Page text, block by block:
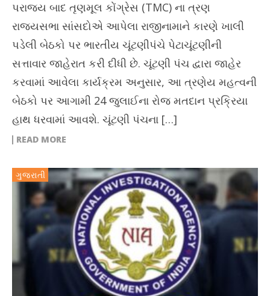
પરાજય બાદ તૃણમૂલ કોંગ્રેસ (TMC) ના ત્રણ
રાજ્યસભા સાંસદોએ આપેલા રાજીનામાને કારણે ખાલી
પડેલી બેઠકો પર ભારતીય ચૂંટણીપંચે પેટાચૂંટણીની
સત્તાવાર જાહેરાત કરી દીધી છે. ચૂંટણી પંચ દ્વારા જાહેર
કરવામાં આવેલા કાર્યક્રમ અનુસાર, આ ત્રણેય મહત્વની
બેઠકો પર આગામી 24 જુલાઈના રોજ મતદાન પ્રક્રિયા
હાથ ધરવામાં આવશે. ચૂંટણી પંચના […]
READ MORE
ગુજરાતી